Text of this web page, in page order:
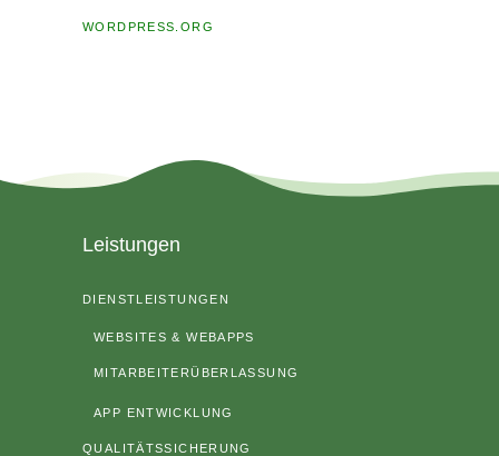
WORDPRESS.ORG
Leistungen
DIENSTLEISTUNGEN
WEBSITES & WEBAPPS
MITARBEITERÜBERLASSUNG
APP ENTWICKLUNG
QUALITÄTSSICHERUNG